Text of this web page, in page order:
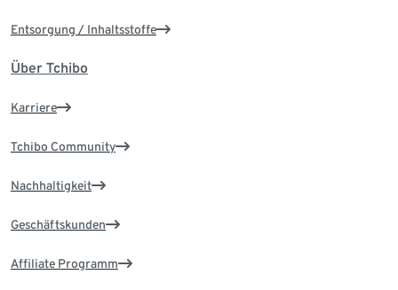
Entsorgung / Inhaltsstoffe
Über Tchibo
Karriere
Tchibo Community
Nachhaltigkeit
Geschäftskunden
Affiliate Programm